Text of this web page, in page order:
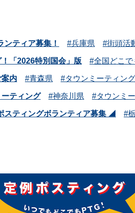
ンティア募集！ 兵庫県 街頭活
「2026特別国会」版 全国どこで
内 青森県 タウンミーティング
ーティング 神奈川県 タウンミ
スティングボランティア募集 ◢